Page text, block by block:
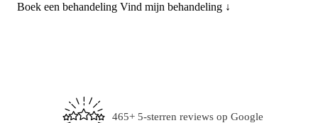
Boek een behandeling Vind mijn behandeling ↓
Elke behandeling op maat gemaakt